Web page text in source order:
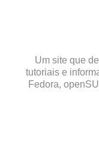
Um site que
tutoriais e
Fedora,